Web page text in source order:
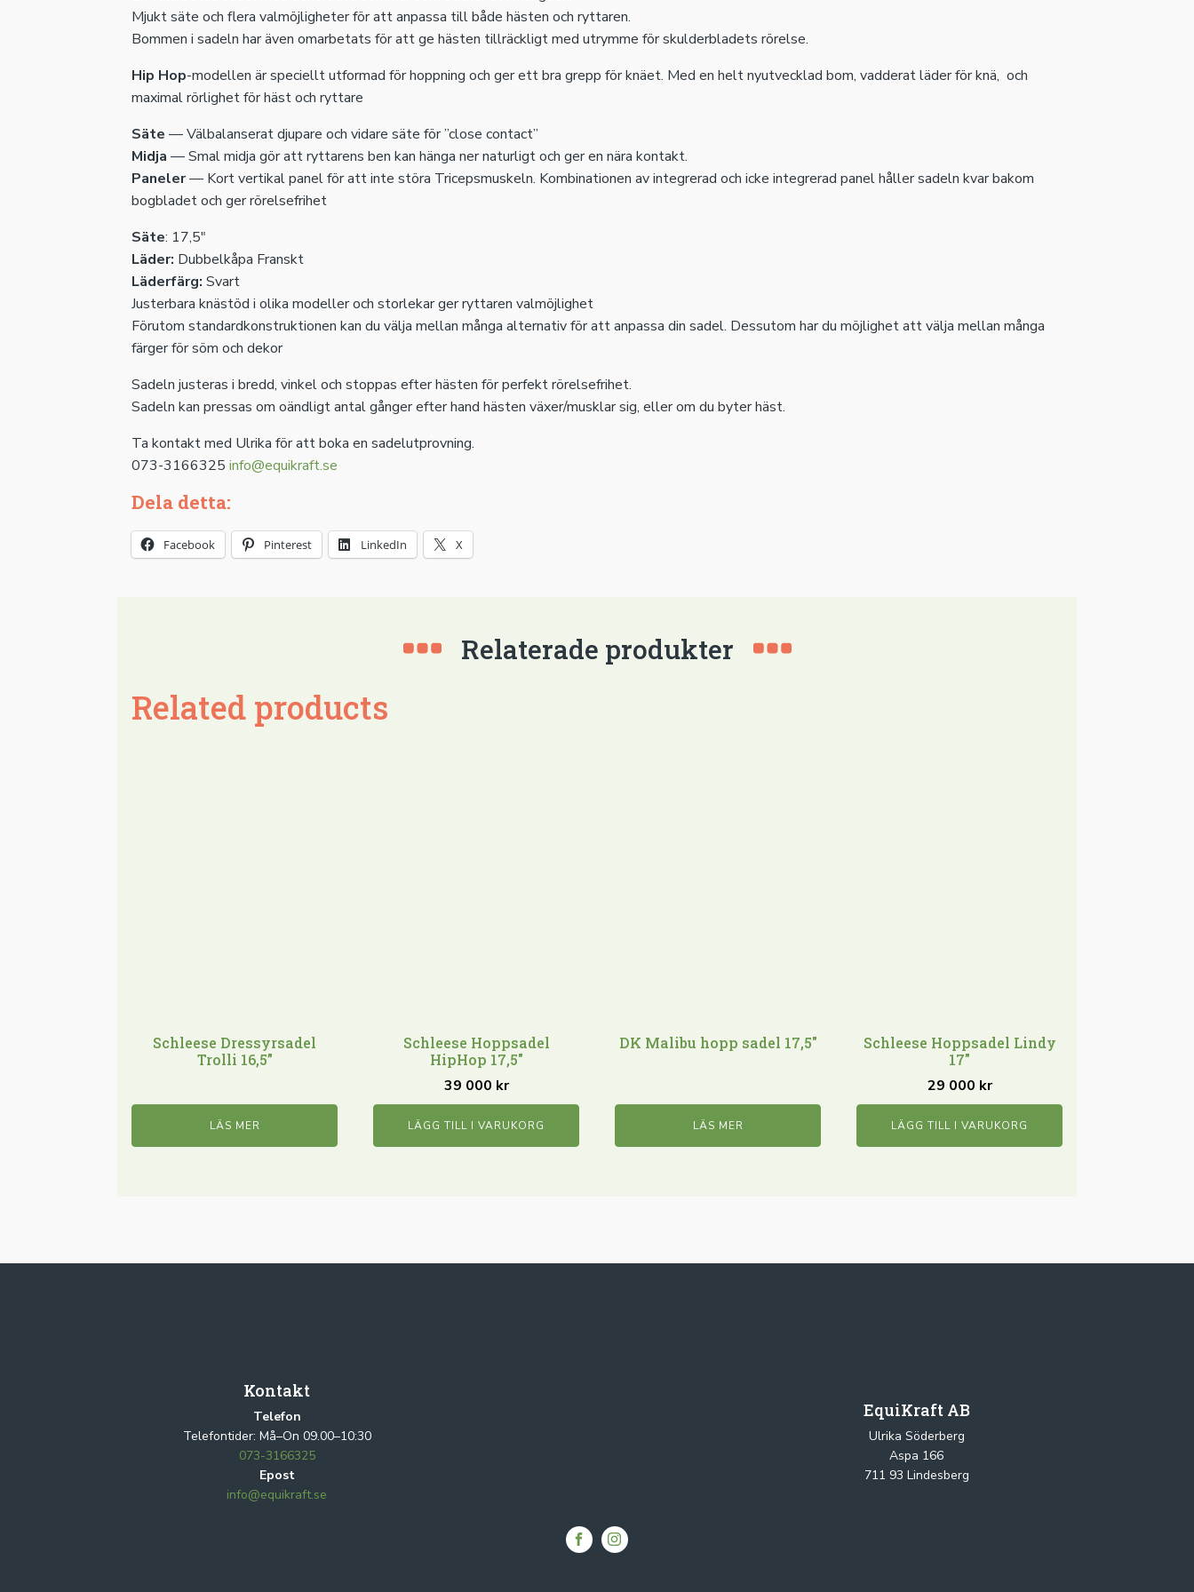
Mjukt säte och flera valmöjligheter för att anpassa till både hästen och ryttaren.
Bommen i sadeln har även omarbetats för att ge hästen tillräckligt med utrymme för skulderbladets rörelse.
Hip Hop-modellen är speciellt utformad för hoppning och ger ett bra grepp för knäet. Med en helt nyutvecklad bom, vadderat läder för knä, och
maximal rörlighet för häst och ryttare
Säte — Välbalanserat djupare och vidare säte för ”close contact”
Midja — Smal midja gör att ryttarens ben kan hänga ner naturligt och ger en nära kontakt.
Paneler— Kort vertikal panel för att inte störa Tricepsmuskeln. Kombinationen av integrerad och icke integrerad panel håller sadeln kvar bakom
bogbladet och ger rörelsefrihet
Säte: 17,5"
Läder: Dubbelkåpa Franskt
Läderfärg: Svart
Justerbara knästöd i olika modeller och storlekar ger ryttaren valmöjlighet
Förutom standardkonstruktionen kan du välja mellan många alternativ för att anpassa din sadel. Dessutom har du möjlighet att välja mellan många
färger för söm och dekor
Sadeln justeras i bredd, vinkel och stoppas efter hästen för perfekt rörelsefrihet.
Sadeln kan pressas om oändligt antal gånger efter hand hästen växer/musklar sig, eller om du byter häst.
Ta kontakt med Ulrika för att boka en sadelutprovning.
073-3166325 info@equikraft.se
Dela detta:
Facebook Pinterest LinkedIn X
Relaterade produkter
Related products
Schleese Dressyrsadel
Trolli 16,5”
LÄS MER
Schleese Hoppsadel
HipHop 17,5"
39 000 kr
LÄGG TILL I VARUKORG
DK Malibu hopp sadel 17,5"
LÄS MER
Schleese Hoppsadel Lindy
17"
29 000 kr
LÄGG TILL I VARUKORG
Kontakt
Telefon
Telefontider: Må–On 09.00–10:30
073-3166325
Epost
info@equikraft.se
EquiKraft AB
Ulrika Söderberg
Aspa 166
711 93 Lindesberg